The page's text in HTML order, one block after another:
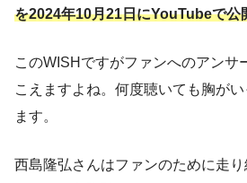
を2024年10月21日にYouTubeで公
このWISHですがファンへのアンサ
こえますよね。何度聴いても胸が
ます。
西島隆弘さんはファンのために走